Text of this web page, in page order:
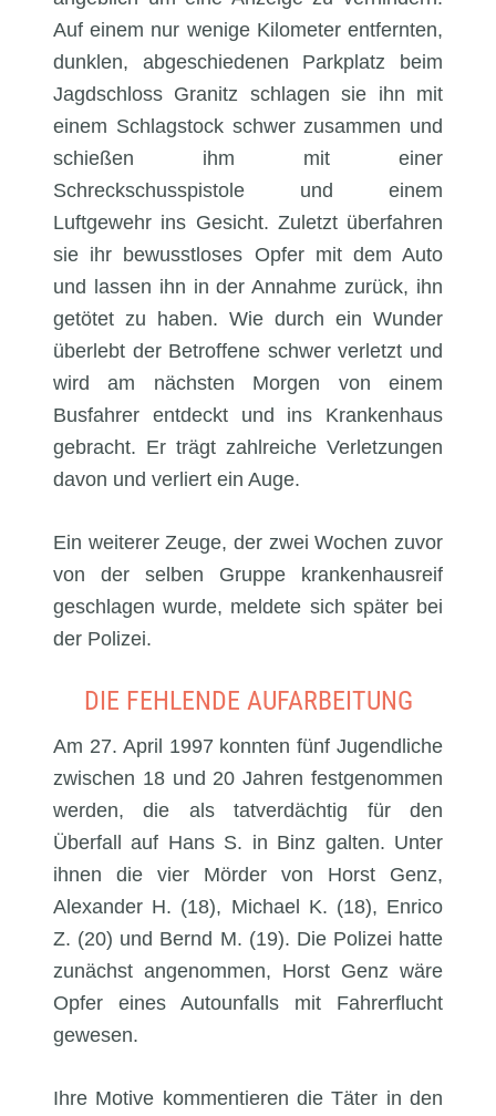
Auf einem nur wenige Kilometer entfernten,
dunklen, abgeschiedenen Parkplatz beim
Jagdschloss Granitz schlagen sie ihn mit
einem Schlagstock schwer zusammen und
schießen ihm mit einer
Schreckschusspistole und einem
Luftgewehr ins Gesicht. Zuletzt überfahren
sie ihr bewusstloses Opfer mit dem Auto
und lassen ihn in der Annahme zurück, ihn
getötet zu haben. Wie durch ein Wunder
überlebt der Betroffene schwer verletzt und
wird am nächsten Morgen von einem
Busfahrer entdeckt und ins Krankenhaus
gebracht. Er trägt zahlreiche Verletzungen
davon und verliert ein Auge.
Ein weiterer Zeuge, der zwei Wochen zuvor
von der selben Gruppe krankenhausreif
geschlagen wurde, meldete sich später bei
der Polizei.
DIE FEHLENDE AUFARBEITUNG
Am 27. April 1997 konnten fünf Jugendliche
zwischen 18 und 20 Jahren festgenommen
werden, die als tatverdächtig für den
Überfall auf Hans S. in Binz galten. Unter
ihnen die vier Mörder von Horst Genz,
Alexander H. (18), Michael K. (18), Enrico
Z. (20) und Bernd M. (19). Die Polizei hatte
zunächst angenommen, Horst Genz wäre
Opfer eines Autounfalls mit Fahrerflucht
gewesen.
Ihre Motive kommentieren die Täter in den